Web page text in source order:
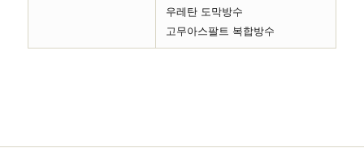
우레탄 도막방수
고무아스팔트 복합방수